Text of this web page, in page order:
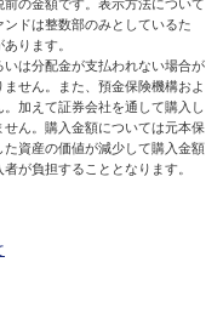
の金額です。表示方法について
ドは整数部のみとしているた
ります。
は分配金が支払われない場合が
せん。また、預金保険機構およ
加えて証券会社を通して購入し
ん。購入金額については元本保
資産の価値が減少して購入金額
が負担することとなります。